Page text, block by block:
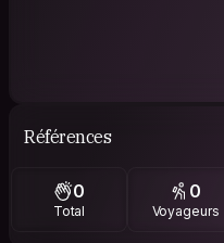
Références
0
Total
0
Voyageurs